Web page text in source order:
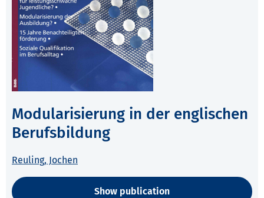
Modularisierung in der englischen
Berufsbildung
Reuling, Jochen
Show publication